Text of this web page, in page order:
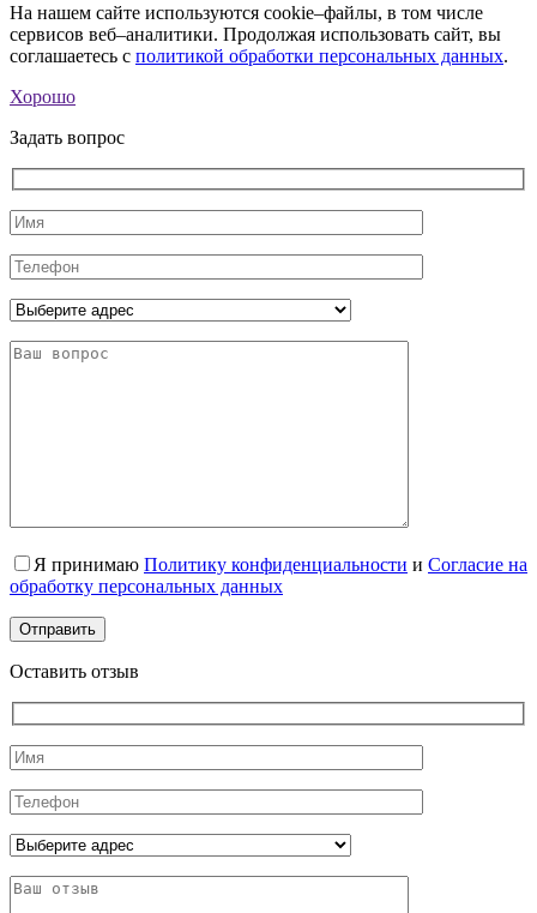
На нашем сайте используются cookie–файлы, в том числе
сервисов веб–аналитики. Продолжая использовать сайт, вы
соглашаетесь с политикой обработки персональных данных.
Хорошо
Задать вопрос
Я принимаю Политику конфиденциальности и Согласие на
обработку персональных данных
Оставить отзыв